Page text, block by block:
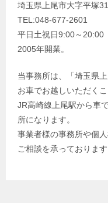
埼玉県上尾市大字平塚
TEL:048-677-2601
平日土祝日9:00～20:00
2005年開業。
当事務所は、「埼玉県
お車でお越しいただくこ
JR高崎線上尾駅から車
所になります。
事業者様の事務所や個
ご相談を承っております